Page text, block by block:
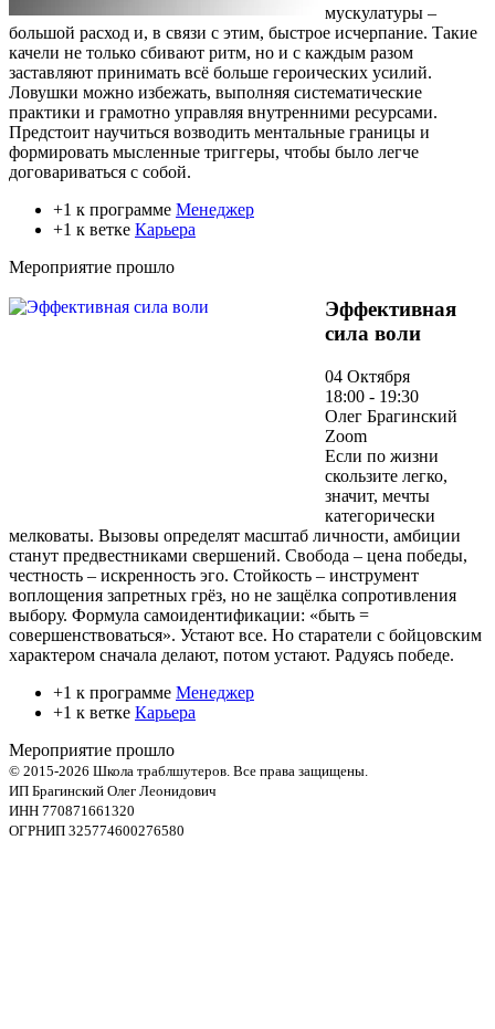
мускулатуры –
большой расход и, в связи с этим, быстрое исчерпание. Такие
качели не только сбивают ритм, но и с каждым разом
заставляют принимать всё больше героических усилий.
Ловушки можно избежать, выполняя систематические
практики и грамотно управляя внутренними ресурсами.
Предстоит научиться возводить ментальные границы и
формировать мысленные триггеры, чтобы было легче
договариваться с собой.
+1 к программе Менеджер
+1 к ветке Карьера
Мероприятие прошло
Эффективная
сила воли
04 Октября
18:00 - 19:30
Олег Брагинский
Zoom
Если по жизни
скользите легко,
значит, мечты
категорически
мелковаты. Вызовы определят масштаб личности, амбиции
станут предвестниками свершений. Свобода – цена победы,
честность – искренность эго. Стойкость – инструмент
воплощения запретных грёз, но не защёлка сопротивления
выбору. Формула самоидентификации: «быть =
совершенствоваться». Устают все. Но старатели с бойцовским
характером сначала делают, потом устают. Радуясь победе.
+1 к программе Менеджер
+1 к ветке Карьера
Мероприятие прошло
© 2015-2026 Школа траблшутеров. Все права защищены.
ИП Брагинский Олег Леонидович
ИНН 770871661320
ОГРНИП 325774600276580